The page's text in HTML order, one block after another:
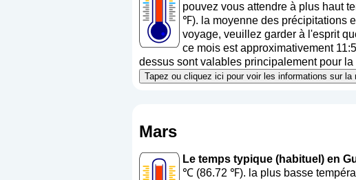
pouvez vous attendre à plus haut
℉). la moyenne des précipitations
voyage, veuillez garder à l'esprit
ce mois est approximativement
dessus sont valables principalement pour
Tapez ou cliquez ici pour voir les informations sur
Mars
Le temps typique (habituel) en
℃ (86.72 ℉). la plus basse